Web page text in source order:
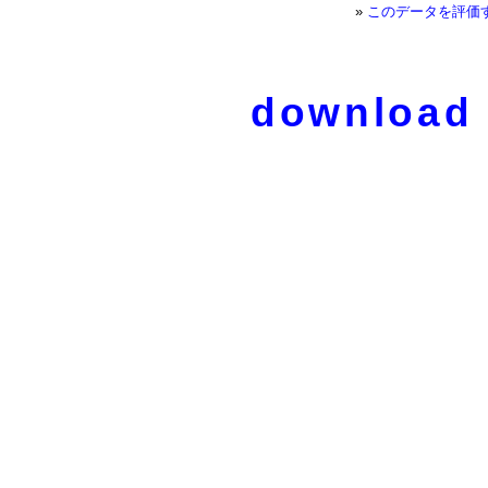
» このデータを評価
download